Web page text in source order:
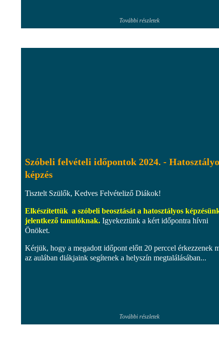
További részletek
Szóbeli felvételi időpontok 2024. -
képzés
Tisztelt Szülők, Kedves Felvételiző Diákok!
Elkészítettük a szóbeli beosztását a hatosztályos
jelentkező tanulóknak. Igyekeztünk a kért időpontra hívni
Önöket.
Kérjük, hogy a megadott időpont előtt 20 perccel érkezzenek
az aulában diákjaink segítenek a helyszín megtalálásában...
További részletek